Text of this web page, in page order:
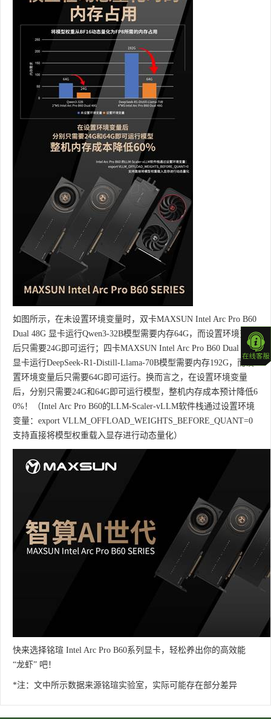
如图所示，在未设置环境变量时，双卡MAXSUN Intel Arc Pro B60
Dual 48G 显卡运行Qwen3-32B模型需要内存64G，而设置环境变量
后只需要24G即可运行；四卡MAXSUN Intel Arc Pro B60 Dual 48G
显卡运行DeepSeek-R1-Distill-Llama-70B模型需要内存192G，而设
置环境变量后只需要64G即可运行。换而言之，在设置环境变量
后，分别只需要24G和64G即可运行模型，整机内存成本预计降低6
0%！（Intel Arc Pro B60的LLM-Scaler-vLLM软件栈通过设置环境
变量：export VLLM_OFFLOAD_WEIGHTS_BEFORE_QUANT=0
支持直接将模型权重载入显存进行动态量化）
快来选择铭瑄 Intel Arc Pro B60系列显卡，轻松养出你的高效能
“龙虾” 吧！
*注：文中所示数据来源铭瑄实验室，实际可能存在部分差异